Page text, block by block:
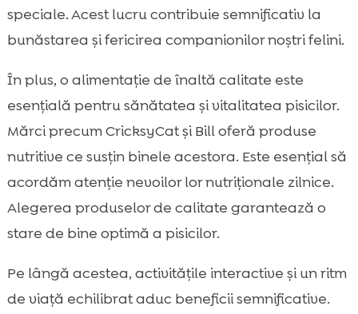
speciale. Acest lucru contribuie semnificativ la
bunăstarea și fericirea companionilor noștri felini.
În plus, o alimentație de înaltă calitate este
esențială pentru sănătatea și vitalitatea pisicilor.
Mărci precum CricksyCat și Bill oferă produse
nutritive ce susțin binele acestora. Este esențial să
acordăm atenție nevoilor lor nutriționale zilnice.
Alegerea produselor de calitate garantează o
stare de bine optimă a pisicilor.
Pe lângă acestea, activitățile interactive și un ritm
de viață echilibrat aduc beneficii semnificative.